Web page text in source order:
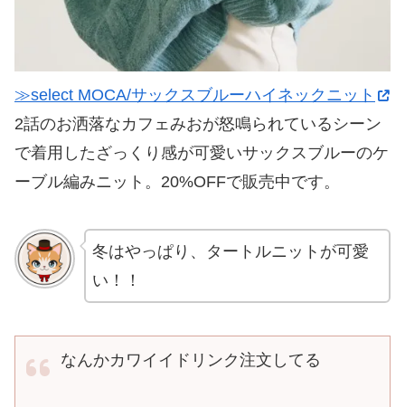
≫select MOCA/サックスブルーハイネックニット
2話のお洒落なカフェみおが怒鳴られているシーン
で着用したざっくり感が可愛いサックスブルーのケ
ーブル編みニット。20%OFFで販売中です。
冬はやっぱり、タートルニットが可愛
い！！
なんかカワイイドリンク注文してる